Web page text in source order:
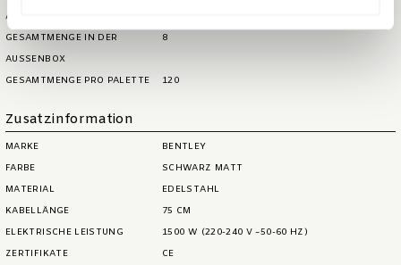
ARTIKELS
GESAMTMENGE IN DER
AUSSENBOX
8
GESAMTMENGE PRO PALETTE 120
Zusatzinformation
MARKE
BENTLEY
FARBE
SCHWARZ MATT
MATERIAL
EDELSTAHL
KABELLÄNGE
75 CM
ELEKTRISCHE LEISTUNG
1500 W (220-240 V ~50-60 HZ)
ZERTIFIKATE
CE